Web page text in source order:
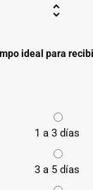
ideal para
1 a 3 días
3 a 5 días